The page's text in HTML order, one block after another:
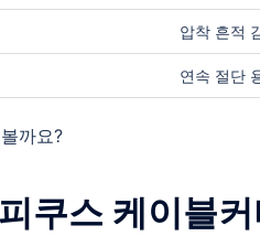
압착 흔적
연속 절단
까요?
쿠스 케이블커